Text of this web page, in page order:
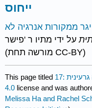
ייחוס
ממקורות אנרגיה לא
על ידי מתיו ר 'פישר
(מורשה תחת CC-BY)
This page titled גרעינית
4.0 license and was
Melissa Ha and Rachel